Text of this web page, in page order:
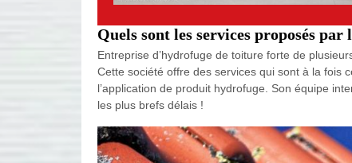
Quels sont les services proposés
Entreprise d’hydrofuge de toiture forte de
Cette société offre des services qui sont à la fois
l’application de produit hydrofuge. Son équipe
les plus brefs délais !